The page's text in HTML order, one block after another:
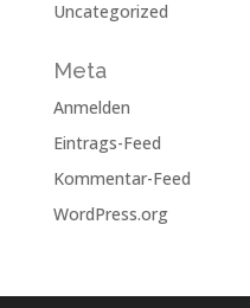
Uncategorized
Meta
Anmelden
Eintrags-Feed
Kommentar-Feed
WordPress.org